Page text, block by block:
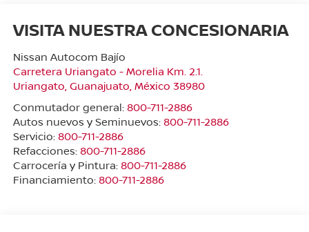
VISITA NUESTRA CONCESIONARIA
Nissan Autocom Bajío
Carretera Uriangato - Morelia Km. 2.1.
Uriangato, Guanajuato, México 38980
Conmutador general: 800-711-2886
Autos nuevos y Seminuevos: 800-711-2886
Servicio: 800-711-2886
Refacciones: 800-711-2886
Carrocería y Pintura: 800-711-2886
Financiamiento: 800-711-2886